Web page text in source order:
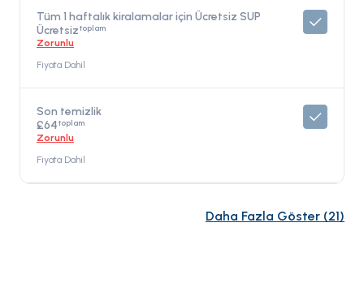
Tüm 1 haftalık kiralamalar için Ücretsiz SUP
Ücretsiztoplam
Zorunlu
Fiyata Dahil
Son temizlik
£64toplam
Zorunlu
Fiyata Dahil
Daha Fazla Göster (21)